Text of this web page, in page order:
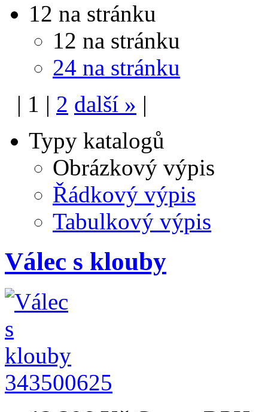
12 na stránku
12 na stránku
24 na stránku
| 1 | 2 další » |
Typy katalogů
Obrázkový výpis
Řádkový výpis
Tabulkový výpis
Válec s klouby
343500625